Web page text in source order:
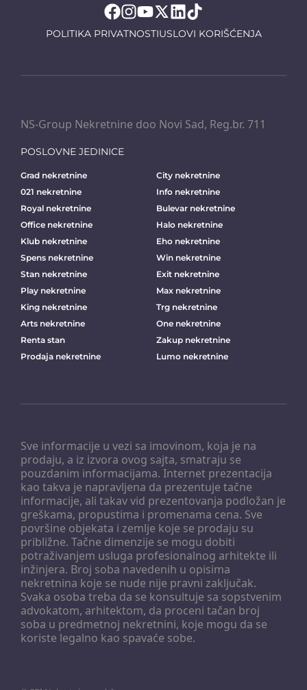
POLITIKA PRIVATNOSTIUSLOVI KORIŠĆENJA
Sve informacije u vezi sa imovinom, koja je na
prodaju, a iz izvora ovog sajta, smatraju se
pouzdanim informacijama. Internet prezentacija
kao takva je napravljena da prezentuje tačne
informacije, ali takav vid prezentovanja podložan je
greškama, propustima i promenama cena. Sve
površine objekata i zemlje koje se prodaju su
približne. Tačne dimenzije se mogu dobiti
potraživanjem usluga profesionalnog arhitekte ili
inžinjera. Broj soba navedenih u opisima
nekretnina koje se nude nije pravni zaključak.
Svaka osoba treba da se konsultuje sa sopstvenim
advokatom, arhitektom, da proceni tačan broj
soba u predmetnoj nekretnini, koje mogu da se
koriste legalno kao spavaće sobe.
NS-Group Nekretnine doo Novi Sad, Reg.br. 711
POSLOVNE JEDINICE
Grad nekretnine
City nekretnine
021 nekretnine
Info nekretnine
Royal nekretnine
Bulevar nekretnine
Office nekretnine
Halo nekretnine
Klub nekretnine
Eho nekretnine
Spens nekretnine
Win nekretnine
Stan nekretnine
Exit nekretnine
Play nekretnine
Max nekretnine
King nekretnine
Trg nekretnine
Arts nekretnine
One nekretnine
Renta stan
Zakup nekretnine
Prodaja nekretnine
Lumo nekretnine